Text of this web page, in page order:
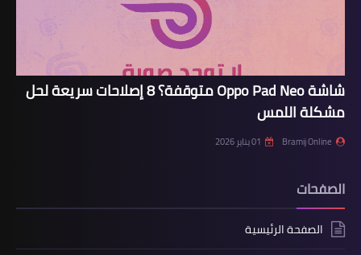
شاشة Oppo Pad Neo متوقفة؟ 8 إصلاحات سريعة لحل
مشكلة اللمس
Bramij Online 01 يناير 2026
الصفحات
الصفحة الرئيسية